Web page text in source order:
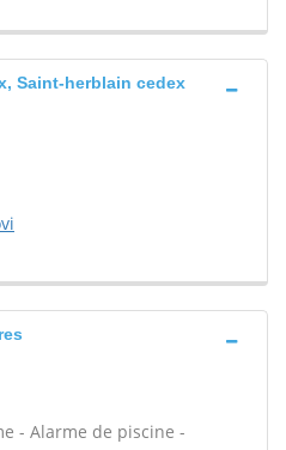
Saint-herblain cedex
- Alarme de piscine -